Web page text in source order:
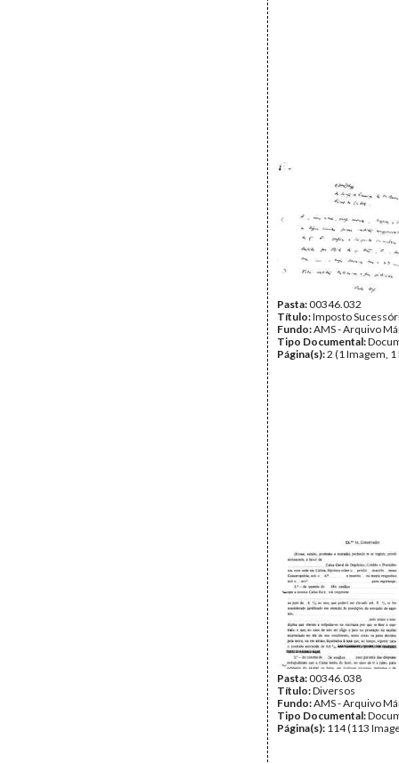
Pasta:00346.032
Título:Imposto
Fundo:AMS - Arquivo
Tipo Documental:
Página(s):2 (1 Imagem, 1
Pasta:00346.038
Título:Diversos
Fundo:AMS - Arquivo
Tipo Documental:
Página(s): 114 (113